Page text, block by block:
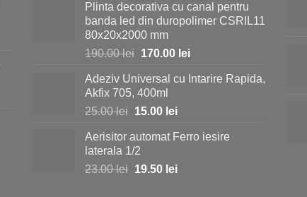
a
fost:
40.00 lei.
este:
35.00 lei.
Plinta decorativa cu canal pentru
banda led din duropolimer CSRIL11
80x20x2000 mm
190.00lei Prețul
a
fost:
190.00 lei.
170.00 leiPrețul
este:
Adeziv Universal cu Intarire Rapida,
Akfix 705, 400ml
25.00lei Prețul
a
fost:
25.00 lei.
15.00 leiPrețul
este:
Aerisitor automat Ferro iesire
laterala 1/2
23.00lei Prețul
19.50 leiPrețul